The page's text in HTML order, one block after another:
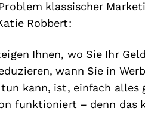
klassischer
Robbert:
Ihnen, wo Sie Ihr
wann Sie in
kann, ist, einfach alles
funktioniert – denn das